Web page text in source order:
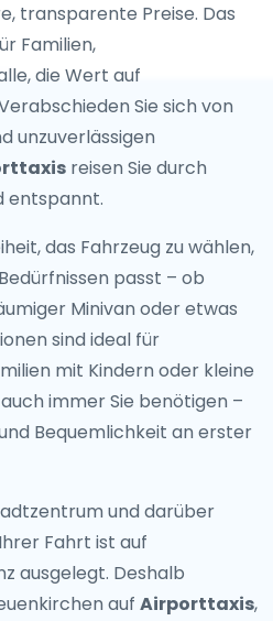
transparente Preise. Das
Familien,
die Wert auf
Sie sich von
unzuverlässigen
reisen Sie durch
entspannt.
das Fahrzeug zu wählen,
passt – ob
Minivan oder etwas
sind ideal für
mit Kindern oder kleine
immer Sie benötigen –
Bequemlichkeit an erster
und darüber
Fahrt ist auf
ausgelegt. Deshalb
auf Airporttaxis,